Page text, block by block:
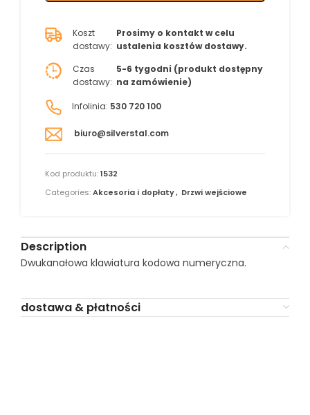
Koszt
dostawy:
Prosimy o kontakt w celu
ustalenia kosztów dostawy.
Czas
dostawy:
5-6 tygodni (produkt dostępny
na zamówienie)
Infolinia: 530 720 100
biuro@silverstal.com
Kod produktu:1532
Categories:Akcesoria i dopłaty, Drzwi wejściowe
Description
Dwukanałowa klawiatura kodowa numeryczna.
dostawa & płatności